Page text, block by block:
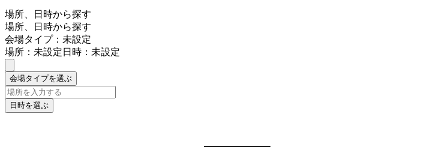
場所、日時から探す
場所、日時から探す
会場タイプ：未設定
場所：未設定日時：未設定
会場タイプを選ぶ
日時を選ぶ